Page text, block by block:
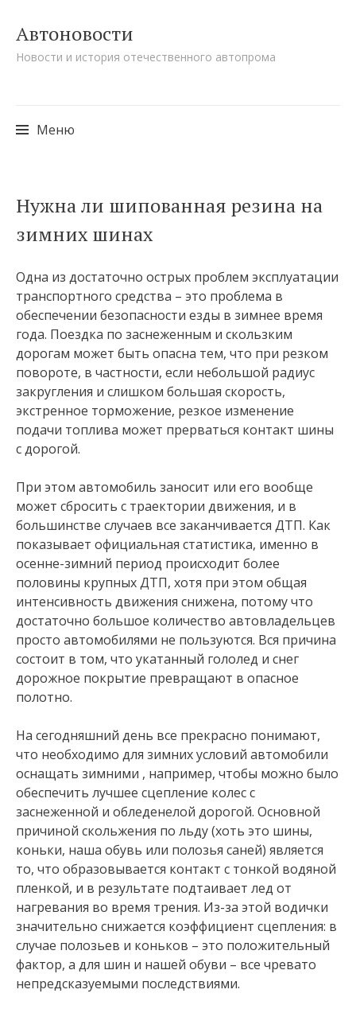
Автоновости
Новости и история отечественного автопрома
Меню
Нужна ли шипованная резина на
зимних шинах
Одна из достаточно острых проблем эксплуатации
транспортного средства – это проблема в
обеспечении безопасности езды в зимнее время
года. Поездка по заснеженным и скользким
дорогам может быть опасна тем, что при резком
повороте, в частности, если небольшой радиус
закругления и слишком большая скорость,
экстренное торможение, резкое изменение
подачи топлива может прерваться контакт шины
с дорогой.
При этом автомобиль заносит или его вообще
может сбросить с траектории движения, и в
большинстве случаев все заканчивается ДТП. Как
показывает официальная статистика, именно в
осенне-зимний период происходит более
половины крупных ДТП, хотя при этом общая
интенсивность движения снижена, потому что
достаточно большое количество автовладельцев
просто автомобилями не пользуются. Вся причина
состоит в том, что укатанный гололед и снег
дорожное покрытие превращают в опасное
полотно.
На сегодняшний день все прекрасно понимают,
что необходимо для зимних условий автомобили
оснащать зимними , например, чтобы можно было
обеспечить лучшее сцепление колес с
заснеженной и обледенелой дорогой. Основной
причиной скольжения по льду (хоть это шины,
коньки, наша обувь или полозья саней) является
то, что образовывается контакт с тонкой водяной
пленкой, и в результате подтаивает лед от
нагревания во время трения. Из-за этой водички
значительно снижается коэффициент сцепления: в
случае полозьев и коньков – это положительный
фактор, а для шин и нашей обуви – все чревато
непредсказуемыми последствиями.